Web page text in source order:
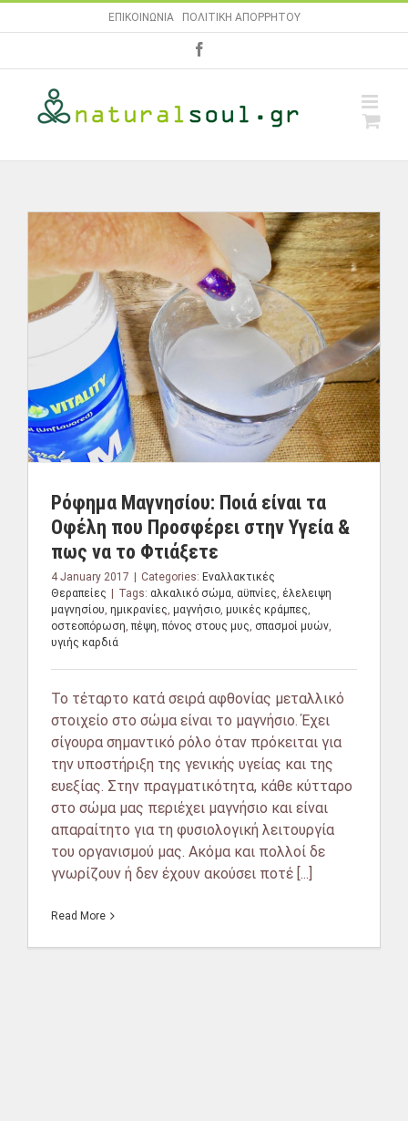
to
ΕΠΙΚΟΙΝΩΝΙΑ| ΠΟΛΙΤΙΚΗ ΑΠΟΡΡΗΤΟΥ
Ρόφημα Μαγνησίου: Ποιά είναι τα
Οφέλη που Προσφέρει στην Υγεία &
πως να το Φτιάξετε
4 January 2017 | Categories: Εναλλακτικές
Θεραπείες | Tags: αλκαλικό σώμα αϋπνίες έλελειψη
μαγνησίου ημικρανίες μαγνήσιο μυικές κράμπες
οστεοπόρωση ,πέψη ,πόνος στους μυς σπασμοί μυών
υγιής καρδιά
Το τέταρτο κατά σειρά αφθονίας μεταλλικό
στοιχείο στο σώμα είναι το μαγνήσιο. Έχει
σίγουρα σημαντικό ρόλο όταν πρόκειται για
την υποστήριξη της γενικής υγείας και της
ευεξίας. Στην πραγματικότητα, κάθε κύτταρο
στο σώμα μας περιέχει μαγνήσιο και είναι
απαραίτητο για τη φυσιολογική λειτουργία
του οργανισμού μας. Ακόμα και πολλοί δε
γνωρίζουν ή δεν έχουν ακούσει ποτέ [...]
Read More